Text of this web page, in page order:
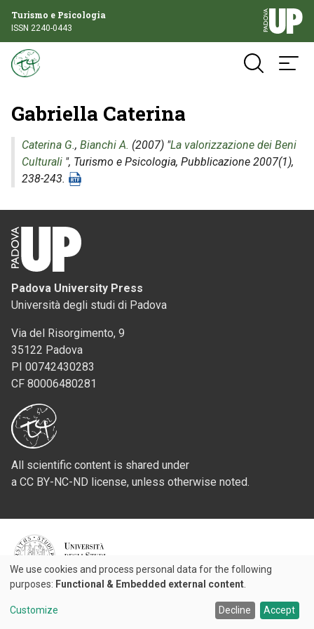
Turismo e Psicologia
ISSN 2240-0443
Gabriella Caterina
Caterina G., Bianchi A. (2007) "La valorizzazione dei Beni
Culturali ", Turismo e Psicologia, Pubblicazione 2007(1),
238-243.
Padova University Press
Università degli studi di Padova
Via del Risorgimento, 9
35122 Padova
PI 00742430283
CF 80006480281
All scientific content is shared under
a CC BY-NC-ND license, unless otherwise noted.
© 2026 Padova University Press - Università degli Studi di Padova
Use
of
We use cookies and process personal data for the following
purposes: Functional & Embedded external content
Customize Decline Accept